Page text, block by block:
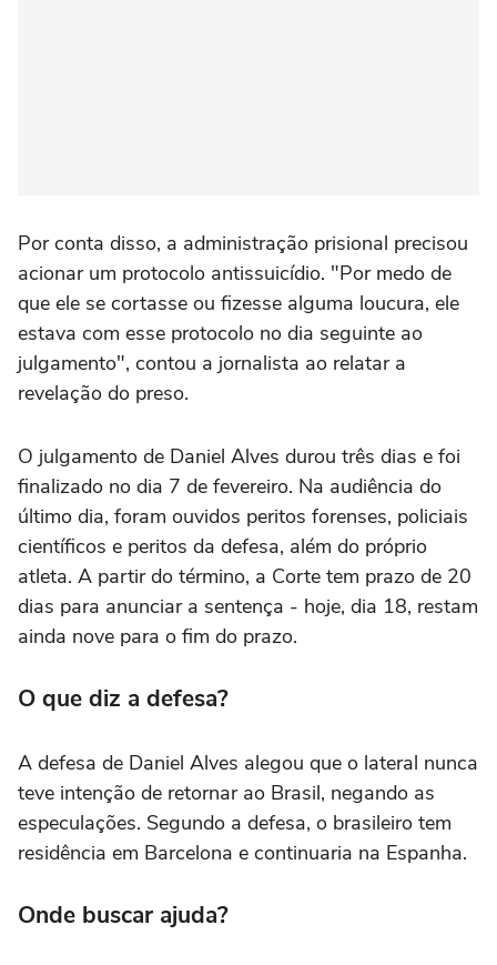
Por conta disso, a administração prisional precisou
acionar um protocolo antissuicídio. "Por medo de
que ele se cortasse ou fizesse alguma loucura, ele
estava com esse protocolo no dia seguinte ao
julgamento", contou a jornalista ao relatar a
revelação do preso.
O julgamento de Daniel Alves durou três dias e foi
finalizado no dia 7 de fevereiro. Na audiência do
último dia, foram ouvidos peritos forenses, policiais
científicos e peritos da defesa, além do próprio
atleta. A partir do término, a Corte tem prazo de 20
dias para anunciar a sentença - hoje, dia 18, restam
ainda nove para o fim do prazo.
O que diz a defesa?
A defesa de Daniel Alves alegou que o lateral nunca
teve intenção de retornar ao Brasil, negando as
especulações. Segundo a defesa, o brasileiro tem
residência em Barcelona e continuaria na Espanha.
Onde buscar ajuda?